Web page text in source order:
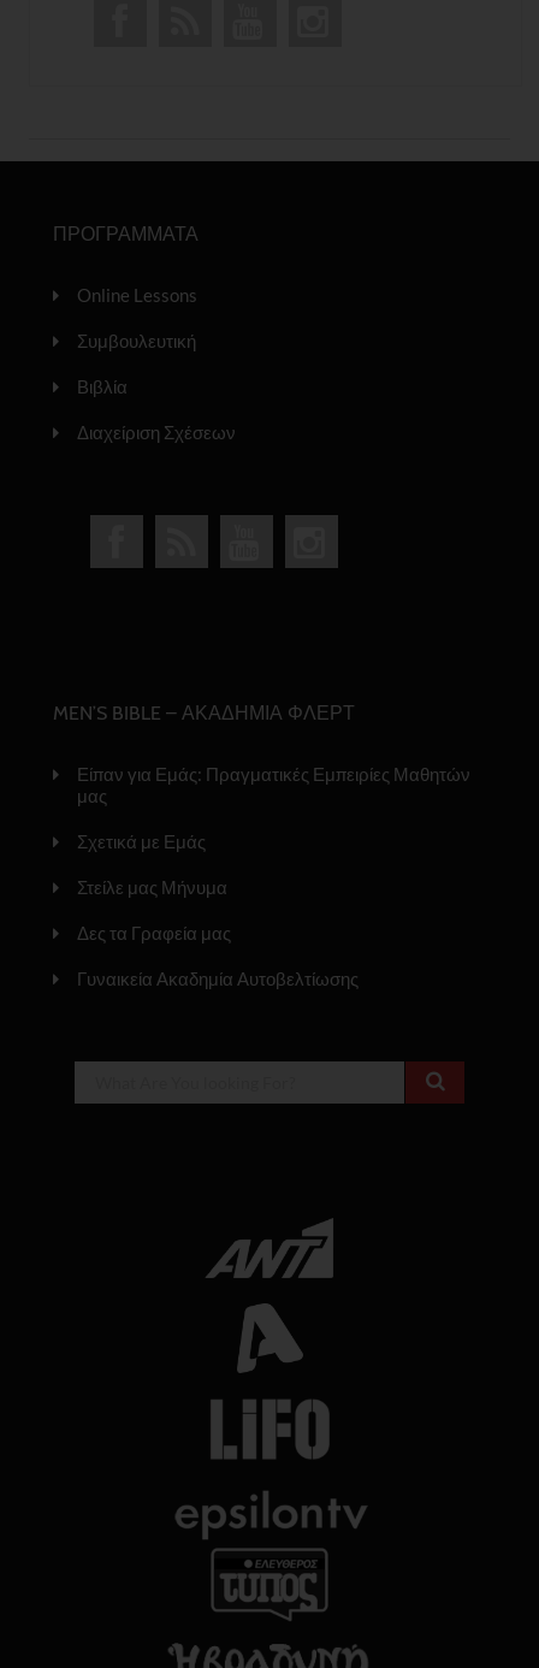
ΠΡΟΓΡΑΜΜΑΤΑ
Online Lessons
Συμβουλευτική
Βιβλία
Διαχείριση Σχέσεων
MEN’S BIBLE – ΑΚΑΔΗΜΙΑ ΦΛΕΡΤ
Είπαν για Εμάς: Πραγματικές Εμπειρίες Μαθητών
μας
Σχετικά με Εμάς
Στείλε μας Μήνυμα
Δες τα Γραφεία μας
Γυναικεία Ακαδημία Αυτοβελτίωσης